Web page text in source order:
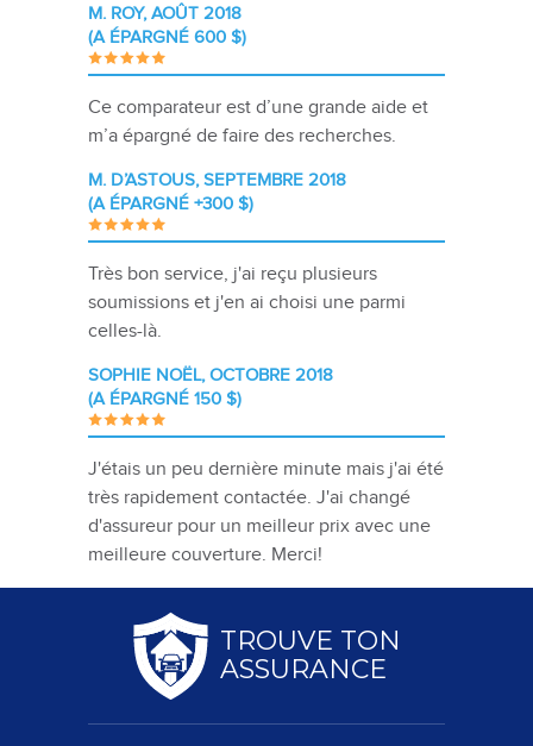
M. ROY, AOÛT 2018
(A ÉPARGNÉ 600 $)
Ce comparateur est d’une grande aide et
m’a épargné de faire des recherches.
M. D’ASTOUS, SEPTEMBRE 2018
(A ÉPARGNÉ +300 $)
Très bon service, j'ai reçu plusieurs
soumissions et j'en ai choisi une parmi
celles-là.
SOPHIE NOËL, OCTOBRE 2018
(A ÉPARGNÉ 150 $)
J'étais un peu dernière minute mais j'ai été
très rapidement contactée. J'ai changé
d'assureur pour un meilleur prix avec une
meilleure couverture. Merci!
TROUVE TON
ASSURANCE